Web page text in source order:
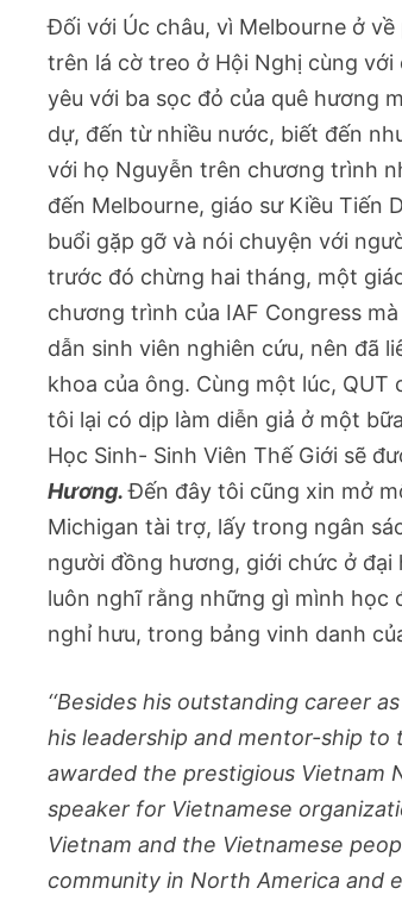
Đối với Úc châu, vì Melbourne ở
trên lá cờ treo ở Hội Nghị cùng
yêu với ba sọc đỏ của quê hương
dự, đến từ nhiều nước, biết đến
với họ Nguyễn trên chương trình
đến Melbourne, giáo sư Kiều Tiến
buổi gặp gỡ và nói chuyện với
trước đó chừng hai tháng, một
chương trình của IAF Congress
dẫn sinh viên nghiên cứu, nên đã
khoa của ông. Cùng một lúc,
tôi lại có dịp làm diễn giả ở một
Học Sinh- Sinh Viên Thế Giới sẽ
Hương.Đến đây tôi cũng xin mở
Michigan tài trợ, lấy trong ngân
người đồng hương, giới chức ở
luôn nghĩ rằng những gì mình học
nghỉ hưu, trong bảng vinh danh
‘‘Besides his outstanding career
his leadership and mentor-ship
awarded the prestigious Vietnam
speaker for Vietnamese
Vietnam and the Vietnamese
community in North America and